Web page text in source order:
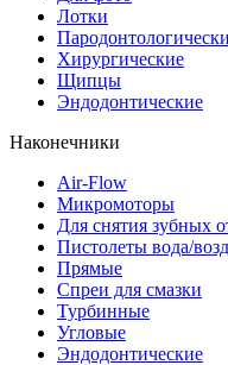
Лотки
Хирургические
Щипцы
Эндодонтические
Наконечники
Air-Flow
Микромоторы
Для снятия зубных
Пистолеты вода/
Прямые
Спреи для смазки
Турбинные
Угловые
Эндодонтические